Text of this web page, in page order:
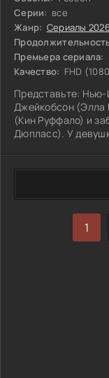
Серии: все
Жанр: Сериалы
Премьера сериала:
Качество: FHD
Представьте: Нью-
Джейкобсон (Элла
(Кин Руффало) и
Дюпласс). У
— известие о
остров в Канаде.
1